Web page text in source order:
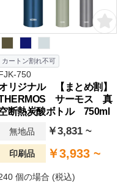
カートン割れ不可
750
リジナル 【まとめ割】
サーモス 真
断熱炭酸ボトル 750ml
無地品 ￥3,831 ~
印刷品 ￥3,933 ~
個の場合 (税込)